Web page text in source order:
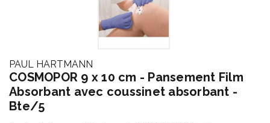
PAUL HARTMANN
COSMOPOR 9 x 10 cm - Pansement Film
Absorbant avec coussinet absorbant -
Bte/5